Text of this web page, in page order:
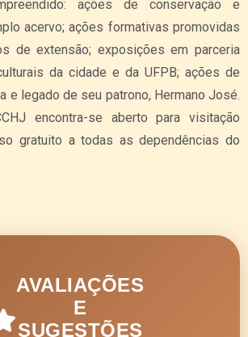
ações de conservação e
acervo; ações formativas promovidas
de extensão; exposições em parceria
da cidade e da UFPB; ações de
e legado de seu patrono, Hermano José.
encontra-se aberto para visitação
gratuito a todas as dependências do
AVALIAÇÕES
E
SUGESTÕES